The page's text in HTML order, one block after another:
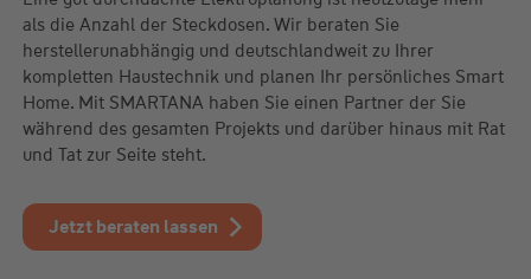
als die Anzahl der Steckdosen. Wir beraten Sie
herstellerunabhängig und deutschlandweit zu Ihrer
kompletten Haustechnik und planen Ihr persönliches Smart
Home. Mit SMARTANA haben Sie einen Partner der Sie
während des gesamten Projekts und darüber hinaus mit Rat
und Tat zur Seite steht.
Jetzt beraten lassen